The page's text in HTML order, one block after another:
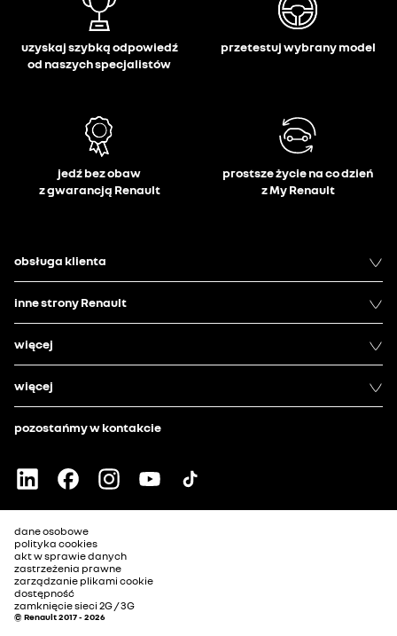
uzyskaj szybką odpowiedź
od naszych specjalistów
przetestuj wybrany model
jedź bez obaw
z gwarancją Renault
prostsze życie na co dzień
z My Renault
obsługa klienta
inne strony Renault
więcej
więcej
pozostańmy w kontakcie
dane osobowe
polityka cookies
akt w sprawie danych
zastrzeżenia prawne
zarządzanie plikami cookie
dostępność
zamknięcie sieci 2G / 3G
© Renault 2017 - 2026